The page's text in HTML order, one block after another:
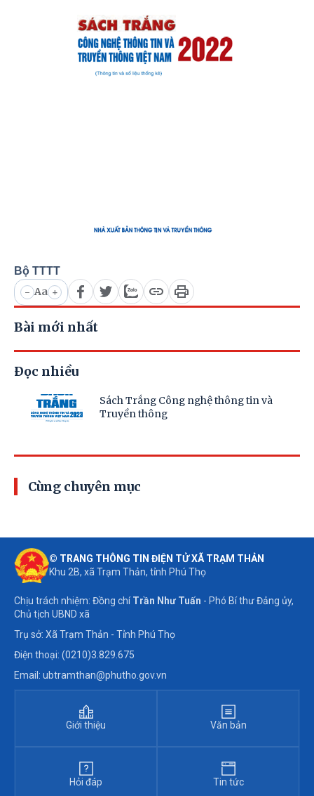
Bộ TTTT
- Aa +
Bài mới nhất
Đọc nhiều
Sách Trắng Công nghệ thông tin và
Truyền thông
Cùng chuyên mục
© TRANG THÔNG TIN ĐIỆN TỬ XÃ TRẠM THẢN
Khu 2B, xã Trạm Thản, tỉnh Phú Thọ
Chịu trách nhiệm: Đồng chíTrần Như Tuấn - Phó Bí thư Đảng ủy,
Chủ tịch UBND xã
Trụ sở: Xã Trạm Thản - Tỉnh Phú Thọ
Điện thoại: (0210)3.829.675
Email: ubtramthan@phutho.gov.vn
Giới thiệu Văn bản
Hỏi đáp Tin tức